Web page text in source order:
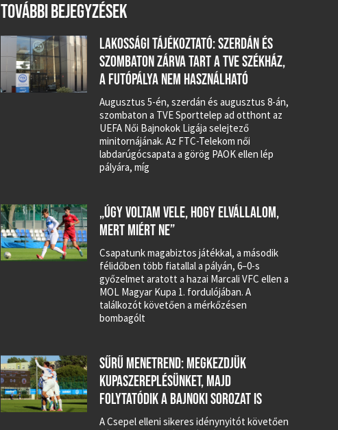
TOVÁBBI BEJEGYZÉSEK
LAKOSSÁGI TÁJÉKOZTATÓ: SZERDÁN ÉS
SZOMBATON ZÁRVA TART A TVE SZÉKHÁZ,
A FUTÓPÁLYA NEM HASZNÁLHATÓ
Augusztus 5-én, szerdán és augusztus 8-án,
szombaton a TVE Sporttelep ad otthont az
UEFA Női Bajnokok Ligája selejtező
minitornájának. Az FTC-Telekom női
labdarúgócsapata a görög PAOK ellen lép
pályára, míg
„ÚGY VOLTAM VELE, HOGY ELVÁLLALOM,
MERT MIÉRT NE”
Csapatunk magabiztos játékkal, a második
félidőben több fiatallal a pályán, 6–0-s
győzelmet aratott a hazai Marcali VFC ellen a
MOL Magyar Kupa 1. fordulójában. A
találkozót követően a mérkőzésen
bombagólt
SŰRŰ MENETREND: MEGKEZDJÜK
KUPASZEREPLÉSÜNKET, MAJD
FOLYTATÓDIK A BAJNOKI SOROZAT IS
A Csepel elleni sikeres idénynyitót követően